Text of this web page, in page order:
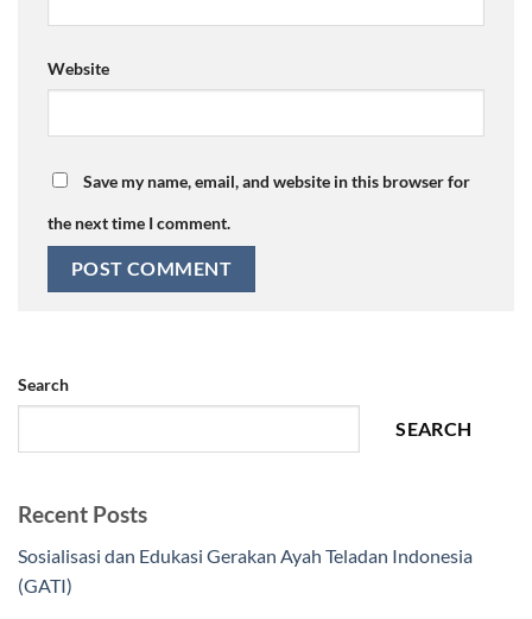
Website
Save my name, email, and website in this browser for
the next time I comment.
Search
SEARCH
Recent Posts
Sosialisasi dan Edukasi Gerakan Ayah Teladan Indonesia
(GATI)